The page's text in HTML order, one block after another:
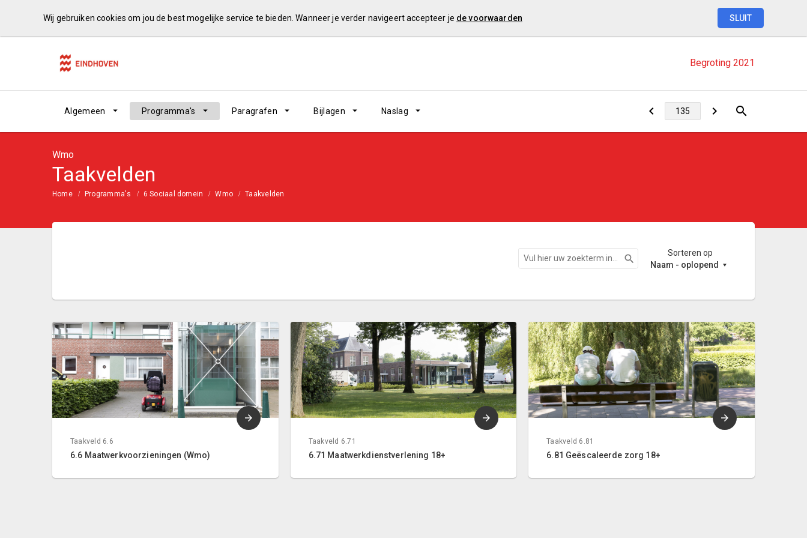
Begroting 2021
Algemeen Programma's Paragrafen Bijlagen Naslag
Wmo
Taakvelden
Home Programma's 6 Sociaal domein Wmo Taakvelden
Zoeken
Sorteren op
Naam - oplopend
Taakveld 6.6
6.6 Maatwerkvoorzieningen (Wmo)
Taakveld 6.71
6.71 Maatwerkdienstverlening 18+
Taakveld 6.81
6.81 Geëscaleerde zorg 18+
Wij gebruiken cookies om jou de best mogelijke service te bieden. Wanneer je verder navigeert accepteer je de voorwaarden SLUIT